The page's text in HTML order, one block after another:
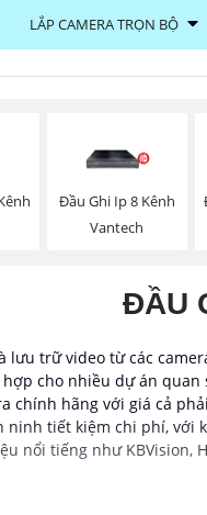
LẮP CAMERA TRỌN BỘ
Đầu Ghi Ip 8 Kênh
Vantech
ĐẦU
trữ video từ các
cho nhiều dự án
chính hãng với giá cả
tiết kiệm chi phí, với
nổi tiếng như KBVision,